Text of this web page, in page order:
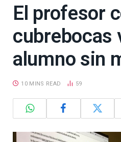
El profesor
cubrebocas
alumno sin
10 MINS READ 59